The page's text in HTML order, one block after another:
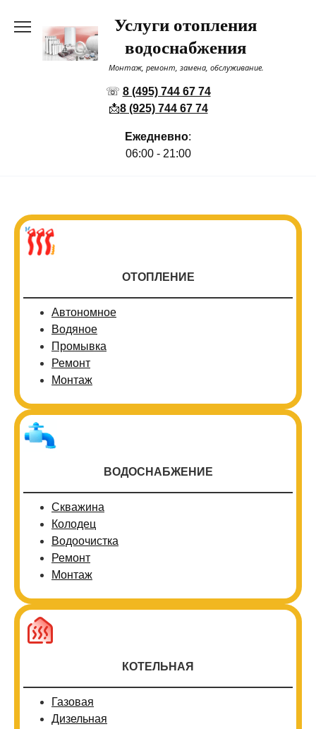
содержанию
Услуги отопления
водоснабжения
Монтаж, ремонт, замена, обслуживание.
☏ 8 (495) 744 67 74
📩8 (925) 744 67 74
Ежедневно:
06:00 - 21:00
ОТОПЛЕНИЕ
Автономное
Водяное
Промывка
Ремонт
Монтаж
ВОДОСНАБЖЕНИЕ
Скважина
Колодец
Водоочистка
Ремонт
Монтаж
КОТЕЛЬНАЯ
Газовая
Дизельная